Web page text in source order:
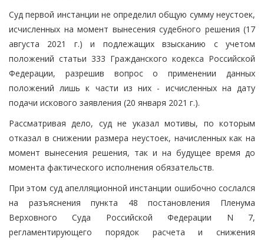
Суд первой инстанции не определил общую сумму неустоек,
исчисленных на момент вынесения судебного решения (17
августа 2021 г.) и подлежащих взысканию с учетом
положений статьи 333 Гражданского кодекса Российской
Федерации, разрешив вопрос о применении данных
положений лишь к части из них - исчисленных на дату
подачи искового заявления (20 января 2021 г.).
Рассматривая дело, суд не указал мотивы, по которым
отказал в снижении размера неустоек, начисленных как на
момент вынесения решения, так и на будущее время до
момента фактического исполнения обязательств.
При этом суд апелляционной инстанции ошибочно сослался
на разъяснения пункта 48 постановления Пленума
Верховного Суда Российской Федерации N 7,
регламентирующего порядок расчета и снижения